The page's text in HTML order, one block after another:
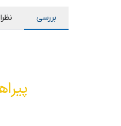
بررسی